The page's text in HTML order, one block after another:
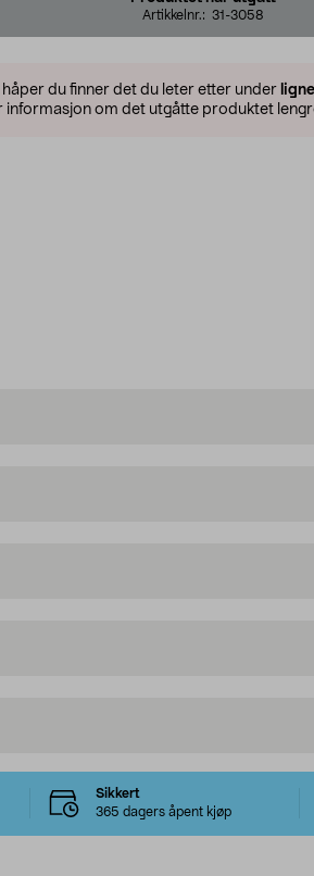
Artikkelnr.: 31-3058
håper du finner det du leter etter under
informasjon om det utgåtte produktet
Sikkert
365 dagers åpent kjøp